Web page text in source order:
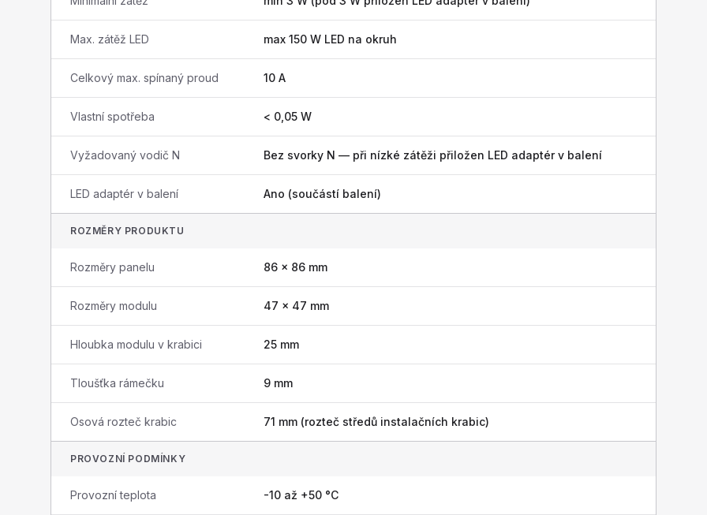
Max. zátěž LED max 150 W LED na okruh
Celkový max. spínaný proud 10 A
Vlastní spotřeba < 0,05 W
Vyžadovaný vodič N Bez svorky N — při nízké zátěži přiložen LED adaptér v balení
LED adaptér v balení Ano (součástí balení)
ROZMĚRY PRODUKTU
Rozměry panelu 86 × 86 mm
Rozměry modulu 47 × 47 mm
Hloubka modulu v krabici 25 mm
Tloušťka rámečku 9 mm
Osová rozteč krabic 71 mm (rozteč středů instalačních krabic)
PROVOZNÍ PODMÍNKY
Provozní teplota -10 až +50 °C